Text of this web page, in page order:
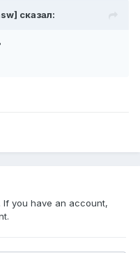
сказал:
If you have an account,